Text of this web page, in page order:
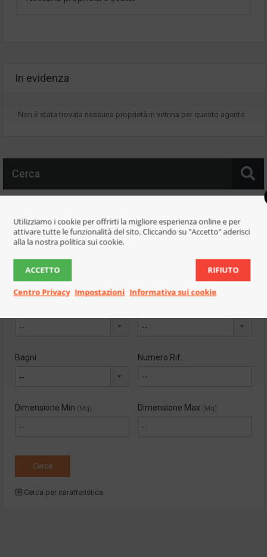
In evidenza
Non è stata trovata nessuna proprietà in vetrina per questo agente.
Cerca
-- --
Tipologia Immobile
-- --
Bagni
--
Numero Rif.
Dimensione Min (Mq) Dimensione Max (Mq)
Cerca per caratteristica
Utilizziamo i cookie per offrirti la migliore esperienza online e per
attivare tutte le funzionalità del sito. Cliccando su "Accetto" aderisci
alla la nostra politica sui cookie.
ACCETTO RIFIUTO
Centro Privacy Impostazioni Informativa sui cookie